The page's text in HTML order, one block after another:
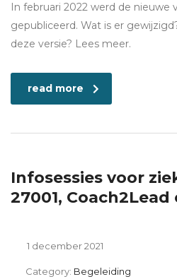
In februari 2022 werd de nieuwe
gepubliceerd. Wat is er
deze versie? Lees meer.
read more
Infosessies voor
27001,
1 december 2021
Category: Begeleiding